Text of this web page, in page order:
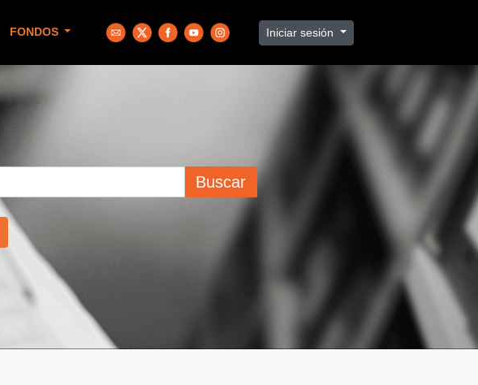
FONDOS Iniciar sesión
Buscar